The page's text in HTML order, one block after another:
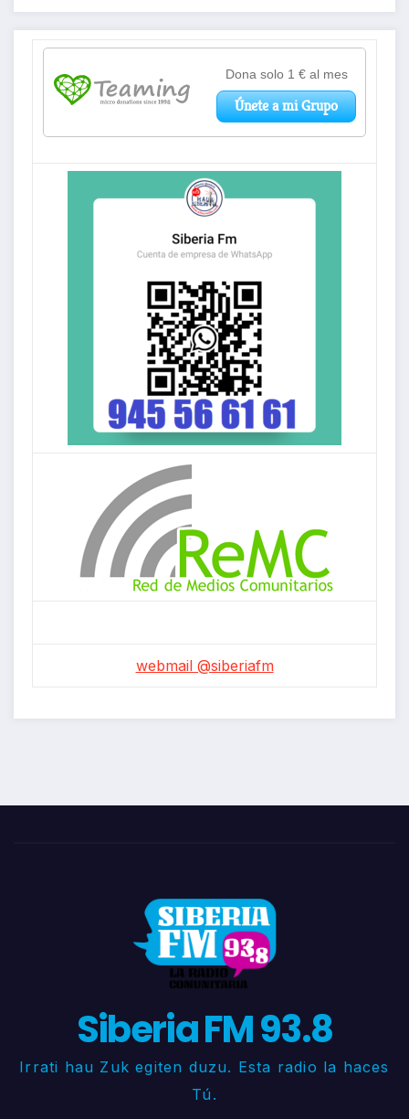
webmail @siberiafm
Siberia FM 93.8
Irrati hau Zuk egiten duzu. Esta radio la haces
Tú.